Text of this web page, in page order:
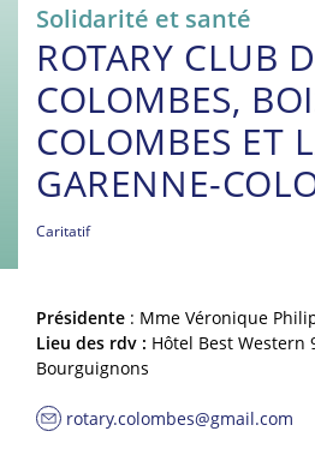
Solidarité et santé
ROTARY CLUB
COLOMBES,
COLOMBES ET
GARENNE-
Caritatif
Présidente : Mme Véronique
Lieu des rdv : Hôtel Best Western
Bourguignons
rotary.colombes@gmail.com